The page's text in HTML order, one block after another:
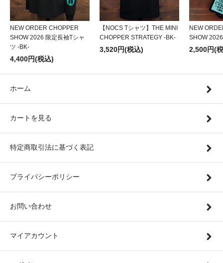
NEW ORDER CHOPPER
SHOW 2026 限定長袖Tシャ
ツ -BK-
4,400円(税込)
【NOCS Tシャツ】THE MINI
CHOPPER STRATEGY -BK-
3,520円(税込)
NEW
SHOW
2,500円(
ホーム
カートを見る
特定商取引法に基づく表記
プライバシーポリシー
お問い合わせ
マイアカウント